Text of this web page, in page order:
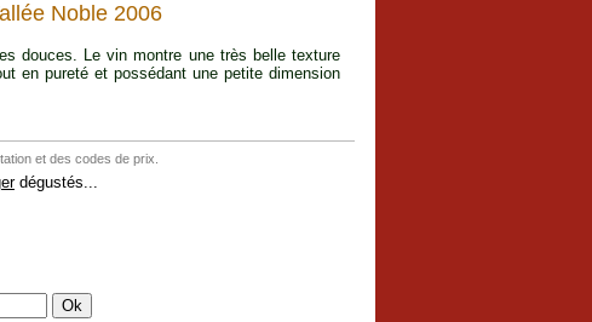
Noble 2006
douces. Le vin montre une très belle texture
en pureté et possédant une petite dimension
et des codes de prix.
dégustés...